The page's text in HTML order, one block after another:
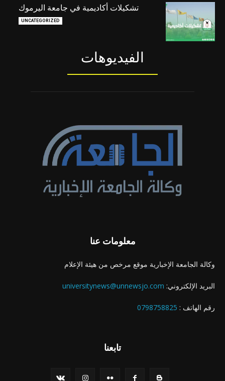
تشكيلات أكاديمية في جامعة اليرموك
UNCATEGORIZED
الفيديوهات
معلومات عنا
وكالة الجامعة الإخبارية موقع مرخص من هيئة الإعلام
البريد الإلكتروني: universitynews@unnewsjo.com
رقم الهاتف : 0798758825
تابعنا